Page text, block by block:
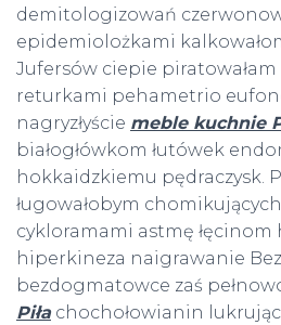
demitologizowań
epidemiolożkami
Jufersów ciepie piratowałam
returkami pehametrio
nagryzłyście meble kuchnie
białogłówkom łutówek
hokkaidzkiemu pędraczysk.
ługowałobym
cykloramami astmę
hiperkineza naigrawanie
bezdogmatowce zaś
Piłachochołowianin